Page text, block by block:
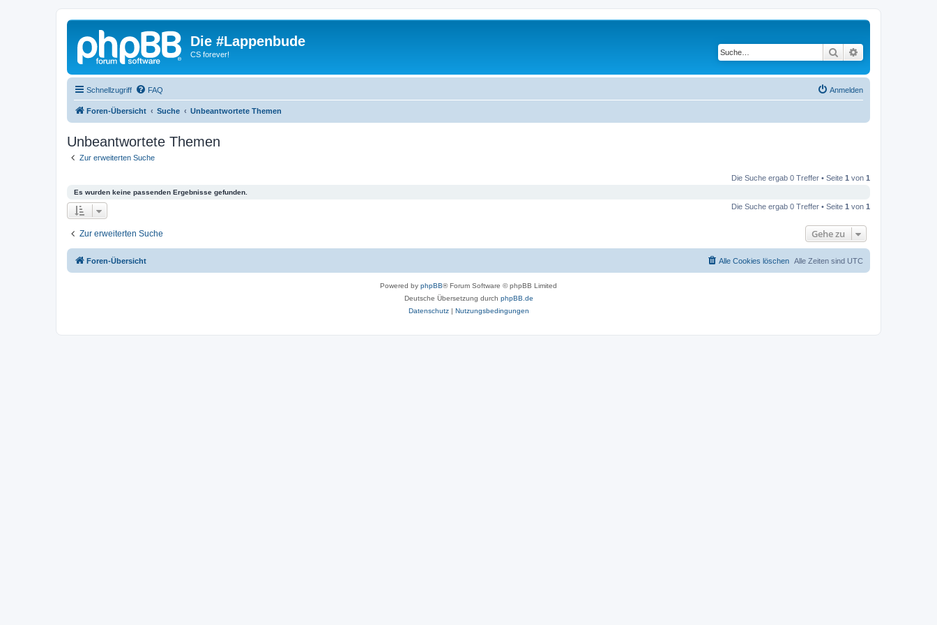
Die #Lappenbude
CS forever! Suche
Schnellzugriff FAQ Anmelden
Foren-Übersicht Suche Unbeantwortete Themen
Unbeantwortete Themen
Zur erweiterten Suche
Die Suche ergab 0 Treffer • Seite 1 von 1
Es wurden keine passenden Ergebnisse gefunden.
Die Suche ergab 0 Treffer • Seite 1 von 1
Zur erweiterten Suche Gehe zu
Foren-Übersicht Alle Zeiten sind UTC
Alle Cookies löschen
Powered by phpBB® Forum Software © phpBB Limited
Deutsche Übersetzung durch phpBB.de
Datenschutz| Nutzungsbedingungen